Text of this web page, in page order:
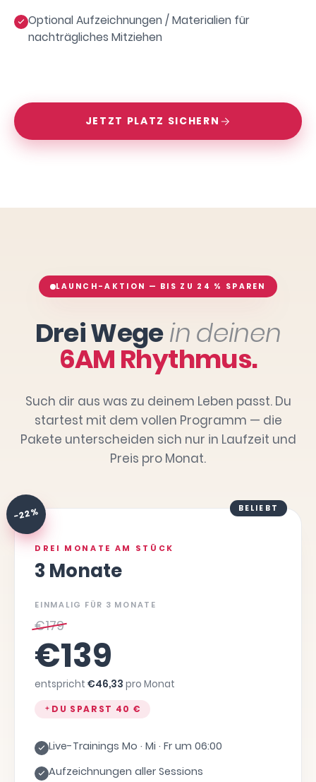
Optional Aufzeichnungen / Materialien für
nachträgliches Mitziehen
JETZT PLATZ SICHERN
LAUNCH-AKTION — BIS ZU 24 % SPAREN
Drei Wegein deinen
6AM Rhythmus.
Such dir aus was zu deinem Leben passt. Du
startest mit dem vollen Programm — die
Pakete unterscheiden sich nur in Laufzeit und
Preis pro Monat.
-22 % BELIEBT
DREI MONATE AM STÜCK
3 Monate
EINMALIG FÜR 3 MONATE
€179
€139
entspricht €46,33 pro Monat
DU SPARST 40 €
Live-Trainings Mo · Mi · Fr um 06:00
Aufzeichnungen aller Sessions